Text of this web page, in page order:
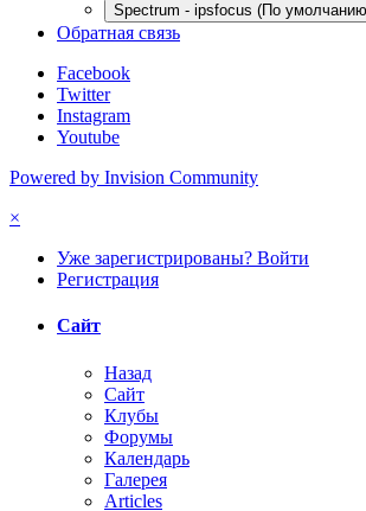
Spectrum - ipsfocus (По
Обратная связь
Facebook
Twitter
Instagram
Youtube
Powered by Invision Community
×
Уже зарегистрированы? Войти
Регистрация
Сайт
Назад
Сайт
Клубы
Форумы
Календарь
Галерея
Articles